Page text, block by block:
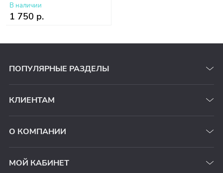
В наличии
1 750 р.
ПОПУЛЯРНЫЕ РАЗДЕЛЫ
КЛИЕНТАМ
О КОМПАНИИ
МОЙ КАБИНЕТ